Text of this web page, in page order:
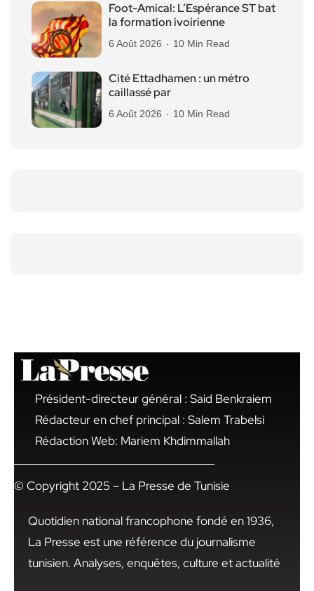
Foot-Amical: L’Espérance ST bat
la formation ivoirienne
6 Août 2026 10 Min Read
Cité Ettadhamen : un métro
caillassé par
6 Août 2026 10 Min Read
Président-directeur général : Said Benkraiem
Rédacteur en chef principal : Salem Trabelsi
Rédaction Web: Mariem Khdimmallah
© Copyright 2025 – La Presse de Tunisie
Quotidien national francophone fondé en 1936,
La Presse est une référence du journalisme
tunisien. Analyses, enquêtes, culture et actualité